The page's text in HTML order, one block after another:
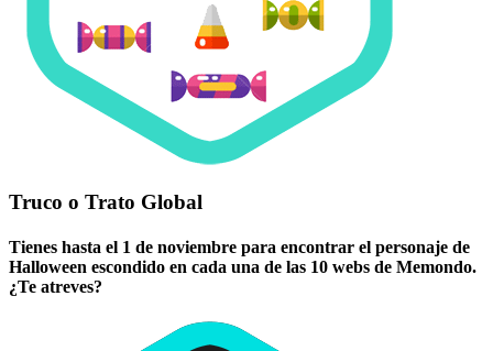
Truco o Trato Global
Tienes hasta el 1 de noviembre para encontrar el personaje de
Halloween escondido en cada una de las 10 webs de Memondo.
¿Te atreves?